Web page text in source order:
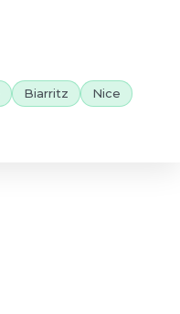
Biarritz
Nice